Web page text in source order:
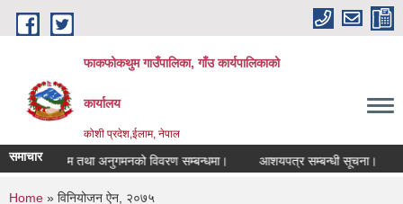
Skip to main content
फाकफोकथुम गाउँपालिका, गाँउ कार्यपालिकाको
कार्यालय
कोशी प्रदेश,ईलाम, नेपाल
समाचारतालिम तथा अनुगमनको विवरण सम्बन्धमा। आशयपत्र सम्बन्धी सूचना।
Home » विनियोजन ऐन, २०७५